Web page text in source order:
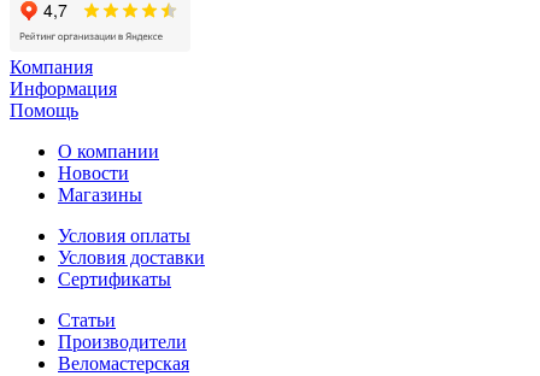
Компания
Информация
Помощь
О компании
Новости
Магазины
Условия оплаты
Условия доставки
Сертификаты
Статьи
Производители
Веломастерская